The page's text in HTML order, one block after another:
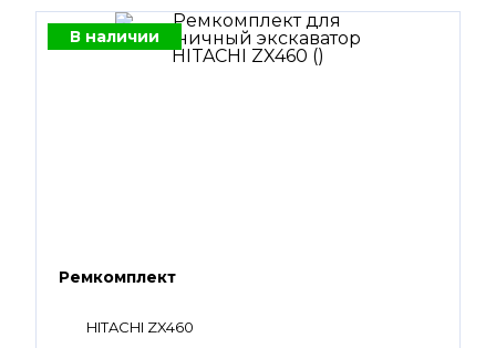
В наличии
Ремкомплект
HITACHI ZX460